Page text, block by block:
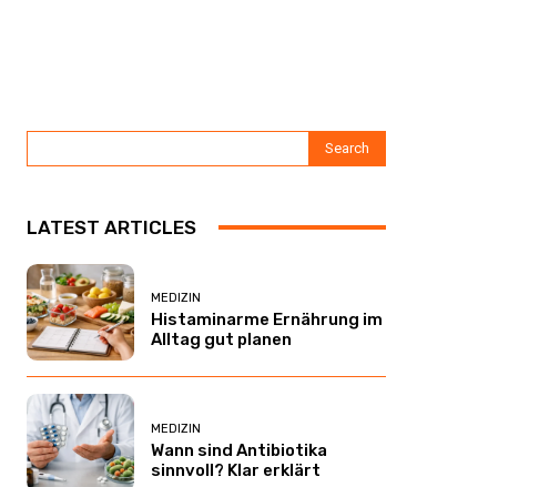
Search
LATEST ARTICLES
MEDIZIN
Histaminarme Ernährung im
Alltag gut planen
MEDIZIN
Wann sind Antibiotika
sinnvoll? Klar erklärt